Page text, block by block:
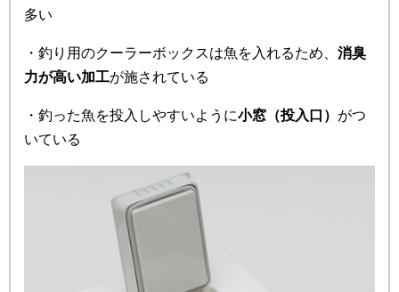
多い
・釣り用のクーラーボックスは魚を入れるため、 消臭
力が高い加工が施されている
・釣った魚を投入しやすいように小窓（投入口） がつ
いている